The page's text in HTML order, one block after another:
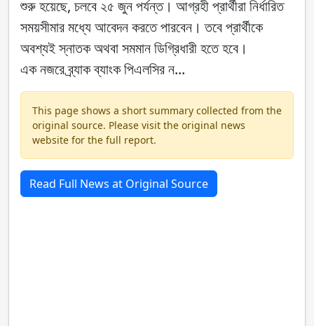
শুরু হয়েছে, চলবে ২৫ জুন পর্যন্ত। আগ্রহী প্রার্থীরা নির্ধারিত
সময়সীমার মধ্যে আবেদন করতে পারবেন। তবে প্রার্থীকে
অবশ্যই স্নাতক অথবা সমমান ডিগ্রিধারী হতে হবে।
এক নজরে ব্র্যাক ব্যাংক পিএলসির ন...
This page shows a short summary collected from the
original source. Please visit the original news
website for the full report.
Read Full News at Original Source